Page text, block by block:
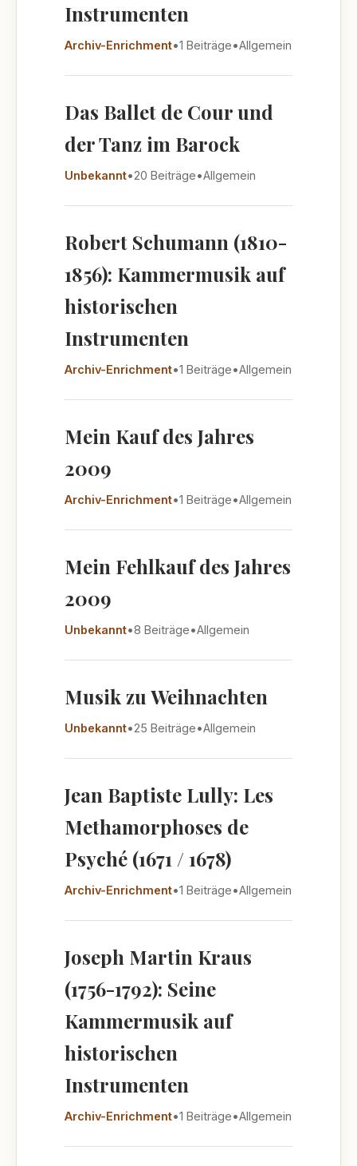
Instrumenten
Archiv-Enrichment•1 Beiträge•Allgemein
Das Ballet de Cour und
der Tanz im Barock
Unbekannt•20 Beiträge•Allgemein
Robert Schumann (1810-
1856): Kammermusik auf
historischen
Instrumenten
Archiv-Enrichment•1 Beiträge•Allgemein
Mein Kauf des Jahres
2009
Archiv-Enrichment•1 Beiträge•Allgemein
Mein Fehlkauf des Jahres
2009
Unbekannt•8 Beiträge•Allgemein
Musik zu Weihnachten
Unbekannt•25 Beiträge•Allgemein
Jean Baptiste Lully: Les
Methamorphoses de
Psyché (1671 / 1678)
Archiv-Enrichment•1 Beiträge•Allgemein
Joseph Martin Kraus
(1756-1792): Seine
Kammermusik auf
historischen
Instrumenten
Archiv-Enrichment•1 Beiträge•Allgemein